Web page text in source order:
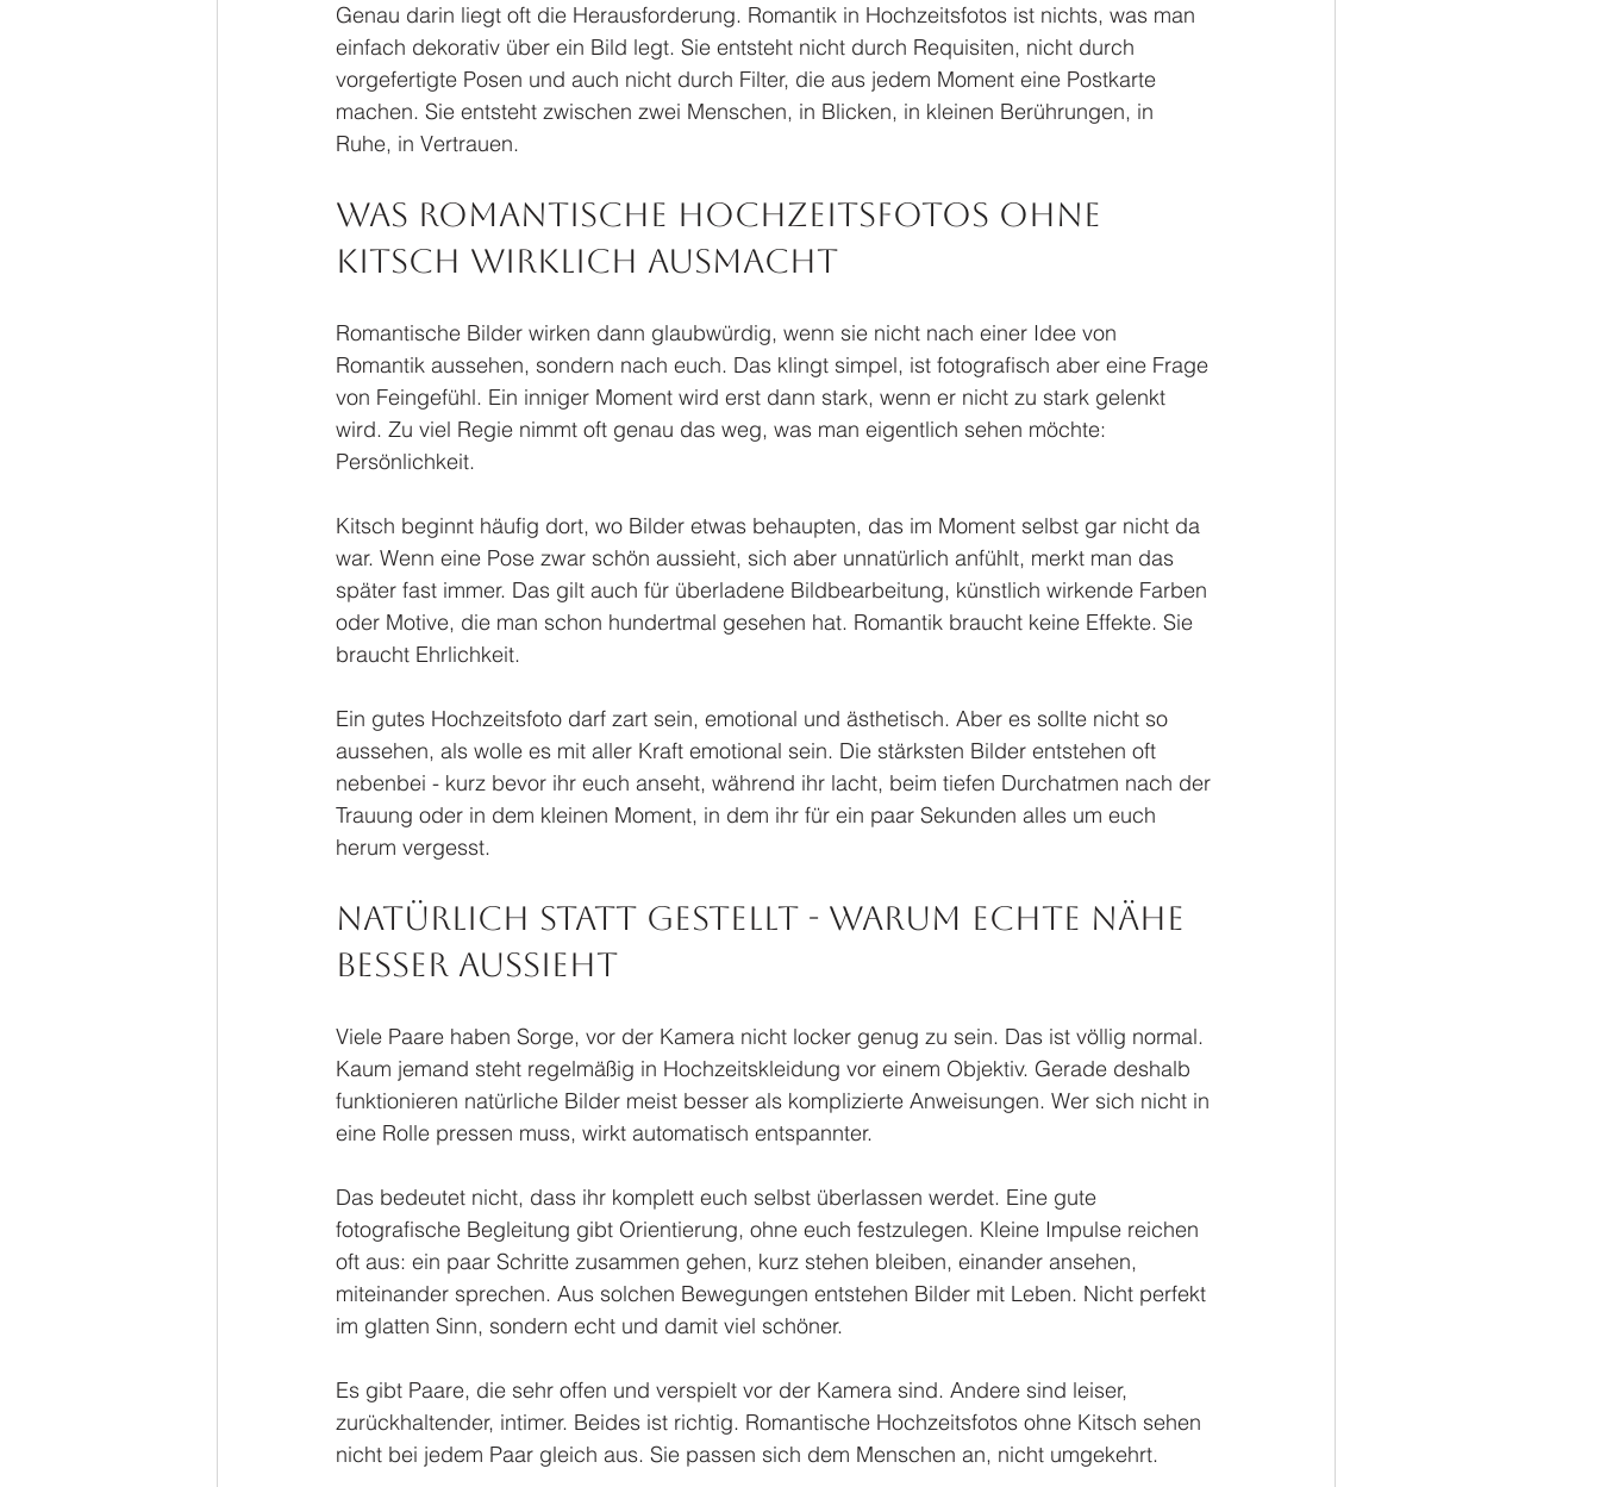
Genau darin liegt oft die Herausforderung. Romantik in Hochzeitsfotos ist nichts, was man
einfach dekorativ über ein Bild legt. Sie entsteht nicht durch Requisiten, nicht durch
vorgefertigte Posen und auch nicht durch Filter, die aus jedem Moment eine Postkarte
machen. Sie entsteht zwischen zwei Menschen, in Blicken, in kleinen Berührungen, in
Ruhe, in Vertrauen.
Was romantische Hochzeitsfotos ohne
Kitsch wirklich ausmacht
Romantische Bilder wirken dann glaubwürdig, wenn sie nicht nach einer Idee von
Romantik aussehen, sondern nach euch. Das klingt simpel, ist fotografisch aber eine Frage
von Feingefühl. Ein inniger Moment wird erst dann stark, wenn er nicht zu stark gelenkt
wird. Zu viel Regie nimmt oft genau das weg, was man eigentlich sehen möchte:
Persönlichkeit.
Kitsch beginnt häufig dort, wo Bilder etwas behaupten, das im Moment selbst gar nicht da
war. Wenn eine Pose zwar schön aussieht, sich aber unnatürlich anfühlt, merkt man das
später fast immer. Das gilt auch für überladene Bildbearbeitung, künstlich wirkende Farben
oder Motive, die man schon hundertmal gesehen hat. Romantik braucht keine Effekte. Sie
braucht Ehrlichkeit.
Ein gutes Hochzeitsfoto darf zart sein, emotional und ästhetisch. Aber es sollte nicht so
aussehen, als wolle es mit aller Kraft emotional sein. Die stärksten Bilder entstehen oft
nebenbei - kurz bevor ihr euch anseht, während ihr lacht, beim tiefen Durchatmen nach der
Trauung oder in dem kleinen Moment, in dem ihr für ein paar Sekunden alles um euch
herum vergesst.
Natürlich statt gestellt - warum echte Nähe
besser aussieht
Viele Paare haben Sorge, vor der Kamera nicht locker genug zu sein. Das ist völlig normal.
Kaum jemand steht regelmäßig in Hochzeitskleidung vor einem Objektiv. Gerade deshalb
funktionieren natürliche Bilder meist besser als komplizierte Anweisungen. Wer sich nicht in
eine Rolle pressen muss, wirkt automatisch entspannter.
Das bedeutet nicht, dass ihr komplett euch selbst überlassen werdet. Eine gute
fotografische Begleitung gibt Orientierung, ohne euch festzulegen. Kleine Impulse reichen
oft aus: ein paar Schritte zusammen gehen, kurz stehen bleiben, einander ansehen,
miteinander sprechen. Aus solchen Bewegungen entstehen Bilder mit Leben. Nicht perfekt
im glatten Sinn, sondern echt und damit viel schöner.
Es gibt Paare, die sehr offen und verspielt vor der Kamera sind. Andere sind leiser,
zurückhaltender, intimer. Beides ist richtig. Romantische Hochzeitsfotos ohne Kitsch sehen
nicht bei jedem Paar gleich aus. Sie passen sich dem Menschen an, nicht umgekehrt.